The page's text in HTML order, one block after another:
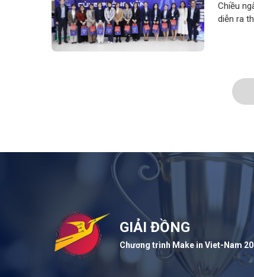
Chiều
diễn ra
GIẢI ĐỒNG
Chương trình Make in Viet-Nam